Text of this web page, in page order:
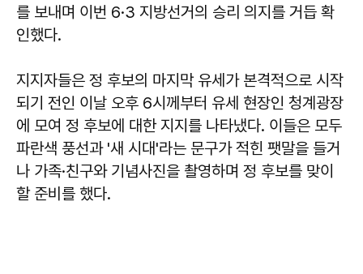
를 보내며 이번 6·3 지방선거의 승리 의지를 거듭 확
인했다.
지지자들은 정 후보의 마지막 유세가 본격적으로 시작
되기 전인 이날 오후 6시께부터 유세 현장인 청계광장
에 모여 정 후보에 대한 지지를 나타냈다. 이들은 모두
파란색 풍선과 '새 시대'라는 문구가 적힌 팻말을 들거
나 가족·친구와 기념사진을 촬영하며 정 후보를 맞이
할 준비를 했다.